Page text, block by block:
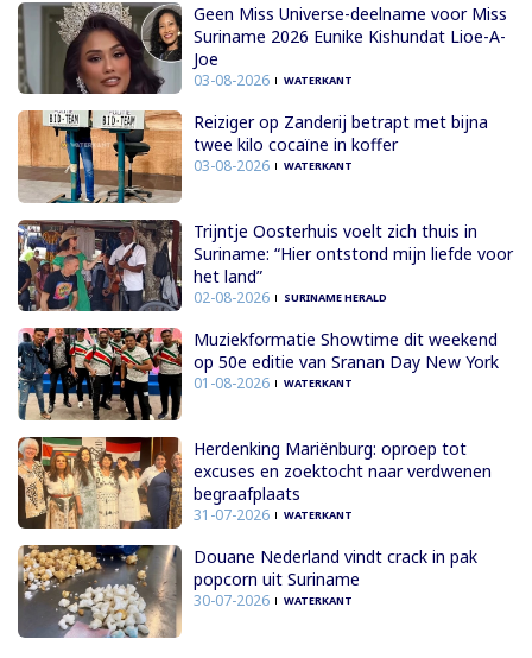
Geen Miss Universe-deelname voor Miss
Suriname 2026 Eunike Kishundat Lioe-A-
Joe
03-08-2026 WATERKANT
Reiziger op Zanderij betrapt met bijna
twee kilo cocaïne in koffer
03-08-2026 WATERKANT
Trijntje Oosterhuis voelt zich thuis in
Suriname: “Hier ontstond mijn liefde voor
het land”
02-08-2026 SURINAME HERALD
Muziekformatie Showtime dit weekend
op 50e editie van Sranan Day New York
01-08-2026 WATERKANT
Herdenking Mariënburg: oproep tot
excuses en zoektocht naar verdwenen
begraafplaats
31-07-2026 WATERKANT
Douane Nederland vindt crack in pak
popcorn uit Suriname
30-07-2026 WATERKANT